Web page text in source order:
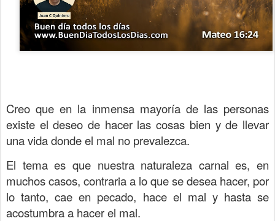
Creo que en la inmensa mayoría de las personas
existe el deseo de hacer las cosas bien y de llevar
una vida donde el mal no prevalezca.
El tema es que nuestra naturaleza carnal es, en
muchos casos, contraria a lo que se desea hacer, por
lo tanto, cae en pecado, hace el mal y hasta se
acostumbra a hacer el mal.